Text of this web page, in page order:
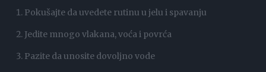
Pokušajte da uvedete rutinu u jelu i spavanju
Jedite mnogo vlakana, voća i povrća
Pazite da unosite dovoljno vode